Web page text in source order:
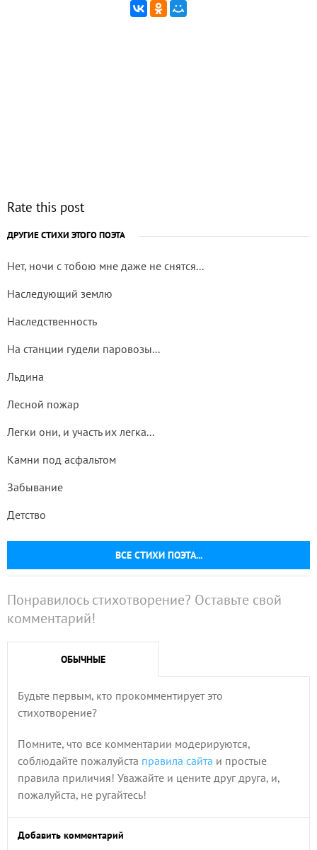
Rate this post
ДРУГИЕ СТИХИ ЭТОГО ПОЭТА
ВСЕ СТИХИ ПОЭТА...
Нет, ночи с тобою мне даже не снятся...
Наследующий землю
Наследственность
На станции гудели паровозы...
Льдина
Лесной пожар
Легки они, и участь их легка...
Камни под асфальтом
Забывание
Детство
Понравилось стихотворение? Оставьте свой
комментарий!
ОБЫЧНЫЕ
Будьте первым, кто прокомментирует это
стихотворение?
Помните, что все комментарии модерируются,
соблюдайте пожалуйста правила сайта и простые
правила приличия! Уважайте и цените друг друга, и,
пожалуйста, не ругайтесь!
Добавить комментарий